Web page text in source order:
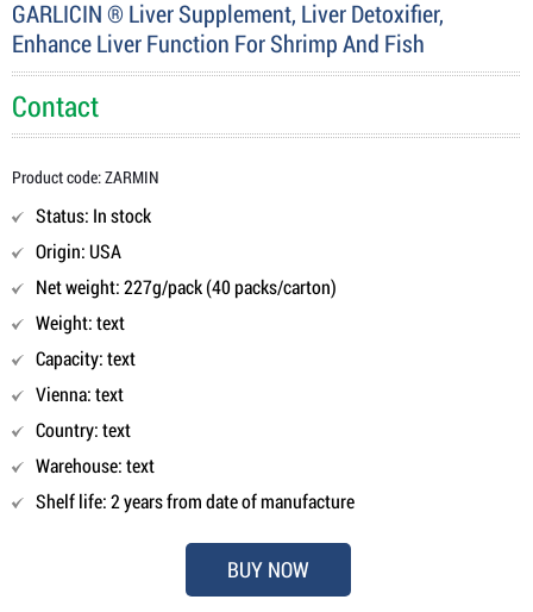
GARLICIN ® Liver Supplement, Liver Detoxifier,
Enhance Liver Function For Shrimp And Fish
Contact
Product code: ZARMIN
Status: In stock
Origin: USA
Net weight: 227g/pack (40 packs/carton)
Weight: text
Capacity: text
Vienna: text
Country: text
Warehouse: text
Shelf life: 2 years from date of manufacture
BUY NOW